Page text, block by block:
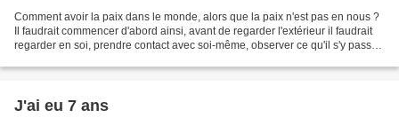
Comment avoir la paix dans le monde, alors que la paix n'est pas en nous ?
Il faudrait commencer d'abord ainsi, avant de regarder l'extérieur il faudrait
regarder en soi, prendre contact avec soi-même, observer ce qu'il s'y passe,
J'ai eu 7 ans